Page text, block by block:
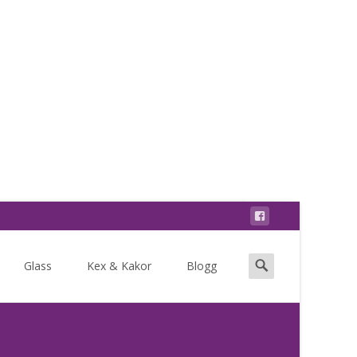
Glass Kex & Kakor Blogg
Search
for: